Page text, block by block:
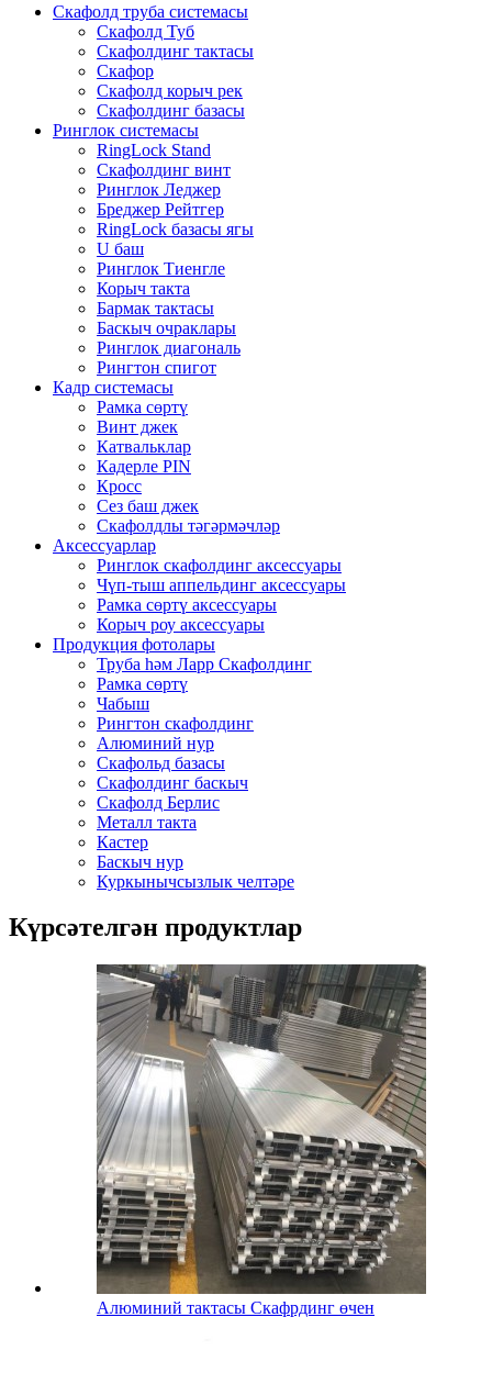
Скафолд труба системасы
Скафолд Туб
Скафолдинг тактасы
Скафор
Скафолд корыч рек
Скафолдинг базасы
Ринглок системасы
RingLock Stand
Скафолдинг винт
Ринглок Леджер
Бреджер Рейтгер
RingLock базасы ягы
U баш
Ринглок Тиенгле
Корыч такта
Бармак тактасы
Баскыч очраклары
Ринглок диагональ
Рингтон спигот
Кадр системасы
Рамка сөртү
Винт джек
Катвальклар
Кадерле PIN
Кросс
Сез баш джек
Скафолдлы тәгәрмәчләр
Аксессуарлар
Ринглок скафолдинг аксессуары
Чүп-тыш аппельдинг аксессуары
Рамка сөртү аксессуары
Корыч роу аксессуары
Продукция фотолары
Труба һәм Ларр Скафолдинг
Рамка сөртү
Чабыш
Рингтон скафолдинг
Алюминий нур
Скафольд базасы
Скафолдинг баскыч
Скафолд Берлис
Металл такта
Кастер
Баскыч нур
Куркынычсызлык челтәре
Күрсәтелгән продуктлар
Алюминий тактасы Скафрдинг өчен